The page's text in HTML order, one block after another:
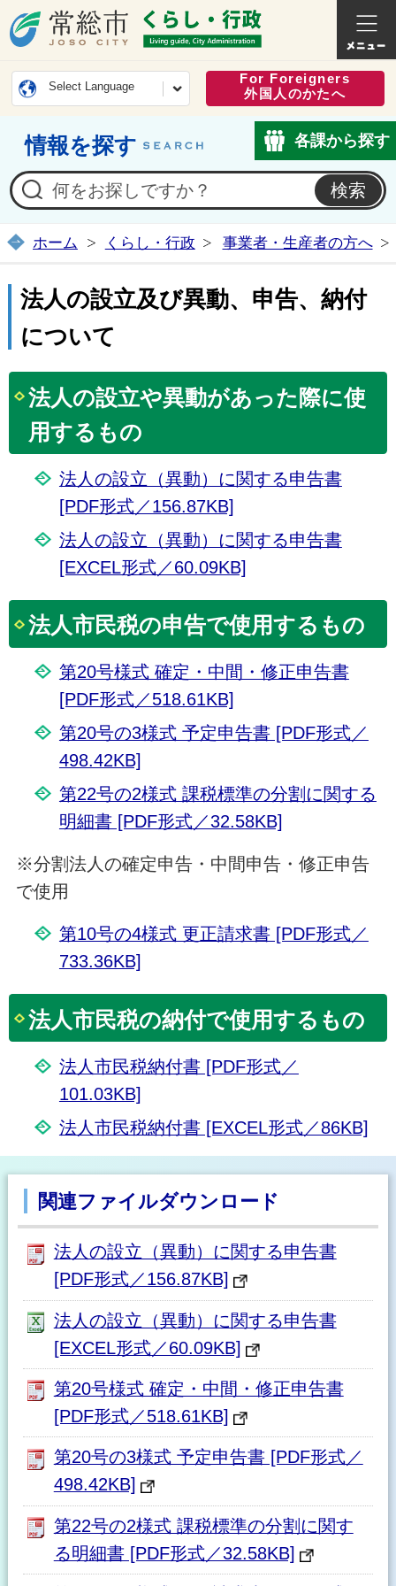
常総市公式ホームページ
くらし
Select Language
For Foreigners
外国人のかたへ
情報を探す 各課から探す
ホーム くらし・行政 事業者・生産者の方へ
法人の設立及び異動、申告、納付
について
法人の設立や異動があった際に使
用するもの
法人の設立（異動）に関する申告書
[PDF形式／156.87KB]
法人の設立（異動）に関する申告書
[EXCEL形式／60.09KB]
法人市民税の申告で使用するもの
第20号様式 確定・中間・修正申告書
[PDF形式／518.61KB]
第20号の3様式 予定申告書 [PDF形式／
498.42KB]
第22号の2様式 課税標準の分割に関する
明細書 [PDF形式／32.58KB]
※分割法人の確定申告・中間申告・修正申告
で使用
第10号の4様式 更正請求書 [PDF形式／
733.36KB]
法人市民税の納付で使用するもの
法人市民税納付書 [PDF形式／
101.03KB]
法人市民税納付書 [EXCEL形式／86KB]
関連ファイルダウンロード
法人の設立（異動）に関する申告書
[PDF形式／156.87KB]
法人の設立（異動）に関する申告書
[EXCEL形式／60.09KB]
第20号様式 確定・中間・修正申告書
[PDF形式／518.61KB]
第20号の3様式 予定申告書 [PDF形式／
498.42KB]
第22号の2様式 課税標準の分割に関す
る明細書 [PDF形式／32.58KB]